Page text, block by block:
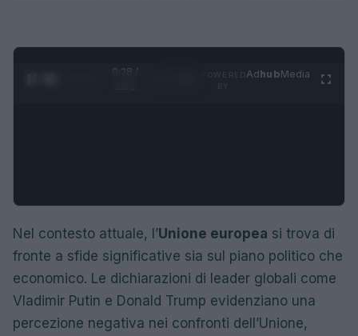
0:29 /
AdhubMedia
Nel contesto attuale, l’Unione europea si trova di
fronte a sfide significative sia sul piano politico che
economico. Le dichiarazioni di leader globali come
Vladimir Putin e Donald Trump evidenziano una
percezione negativa nei confronti dell’Unione,